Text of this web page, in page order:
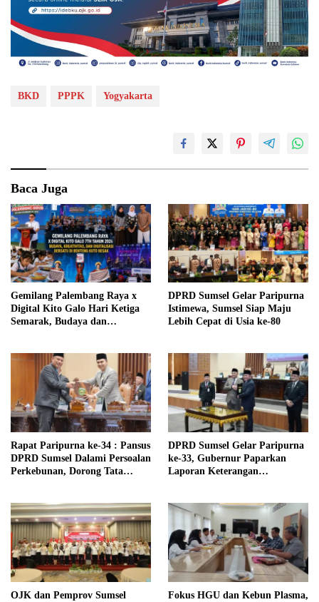
BKD PPPK Yogyakarta
Baca Juga
Gemilang Palembang Raya x
Digital Kito Galo Hari Ketiga
Semarak, Budaya dan
DPRD Sumsel Gelar Paripurna
Istimewa, Sumsel Siap Maju
Lebih Cepat di Usia ke-80
Rapat Paripurna ke-34 : Pansus
DPRD Sumsel Dalami Persoalan
Perkebunan, Dorong Tata
DPRD Sumsel Gelar Paripurna
ke-33, Gubernur Paparkan
Laporan Keterangan
OJK dan Pemprov Sumsel
Fokus HGU dan Kebun Plasma,